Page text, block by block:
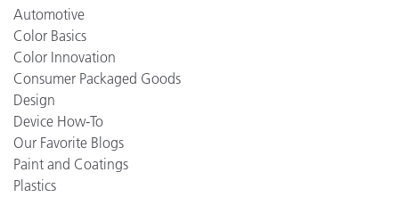
Automotive
Color Basics
Color Innovation
Consumer Packaged Goods
Design
Device How-To
Our Favorite Blogs
Paint and Coatings
Plastics